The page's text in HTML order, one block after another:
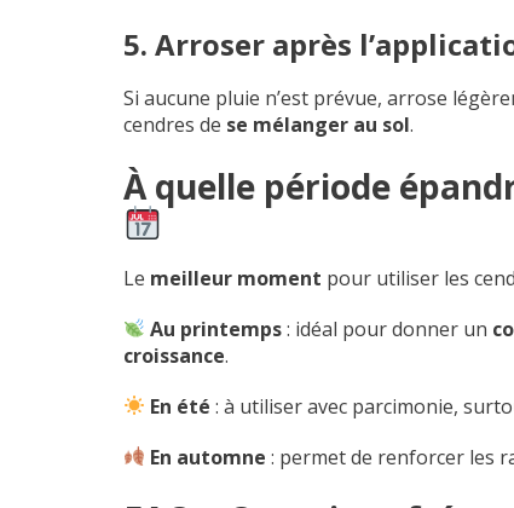
5. Arroser après
Si aucune pluie n’est prévue, arrose
cendres de se mélanger au sol.
À quelle période
Le meilleur moment pour utiliser les
Au printemps: idéal pour donner un
croissance.
En été : à utiliser avec parcimonie,
En automne : permet de renforcer les